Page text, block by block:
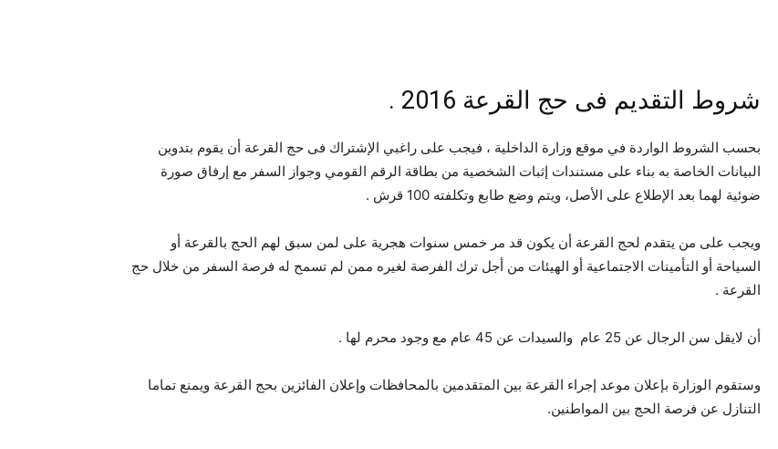
شروط التقديم فى حج القرعة 2016 .
بحسب الشروط الواردة في موقع وزارة الداخلية ، فيجب على راغبي الإشتراك فى حج القرعة أن يقوم بتدوين
البيانات الخاصة به بناء على مستندات إثبات الشخصية من بطاقة الرقم القومي وجواز السفر مع إرفاق صورة
ضوئية لهما بعد الإطلاع على الأصل، ويتم وضع طابع وتكلفته 100 قرش .
ويجب على من يتقدم لحج القرعة أن يكون قد مر خمس سنوات هجرية على لمن سبق لهم الحج بالقرعة أو
السياحة أو التأمينات الاجتماعية أو الهيئات من أجل ترك الفرصة لغيره ممن لم تسمح له فرصة السفر من خلال حج
القرعة .
أن لايقل سن الرجال عن 25 عام والسيدات عن 45 عام مع وجود محرم لها .
وستقوم الوزارة بإعلان موعد إجراء القرعة بين المتقدمين بالمحافظات وإعلان الفائزين بحج القرعة ويمنع تماما
التنازل عن فرصة الحج بين المواطنين.